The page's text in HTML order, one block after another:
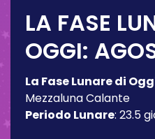
LA FASE
OGGI:
La Fase Lunare di
Mezzaluna Calante
Periodo Lunare: 23.5